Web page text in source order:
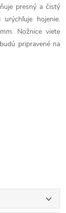
presný a čistý
hojenie.
Nožnice viete
pripravené na